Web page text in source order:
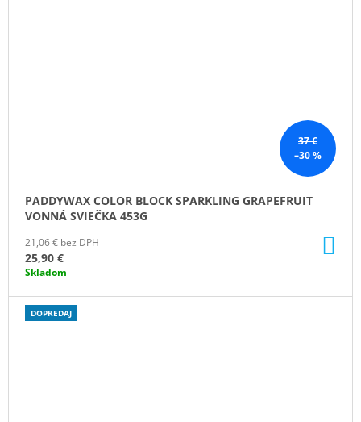
37 €
–30 %
PADDYWAX COLOR BLOCK SPARKLING GRAPEFRUIT
VONNÁ SVIEČKA 453G
21,06 € bez DPH
25,90 €
Skladom
DOPREDAJ